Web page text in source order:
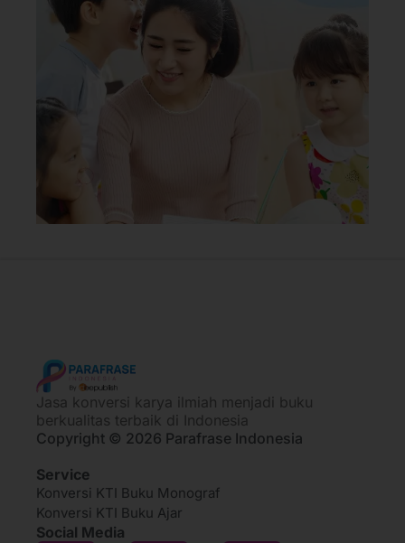
Jasa konversi karya ilmiah menjadi buku
berkualitas terbaik di Indonesia
Copyright © 2026 Parafrase Indonesia
Service
Konversi KTI Buku Monograf
Konversi KTI Buku Ajar
Social Media